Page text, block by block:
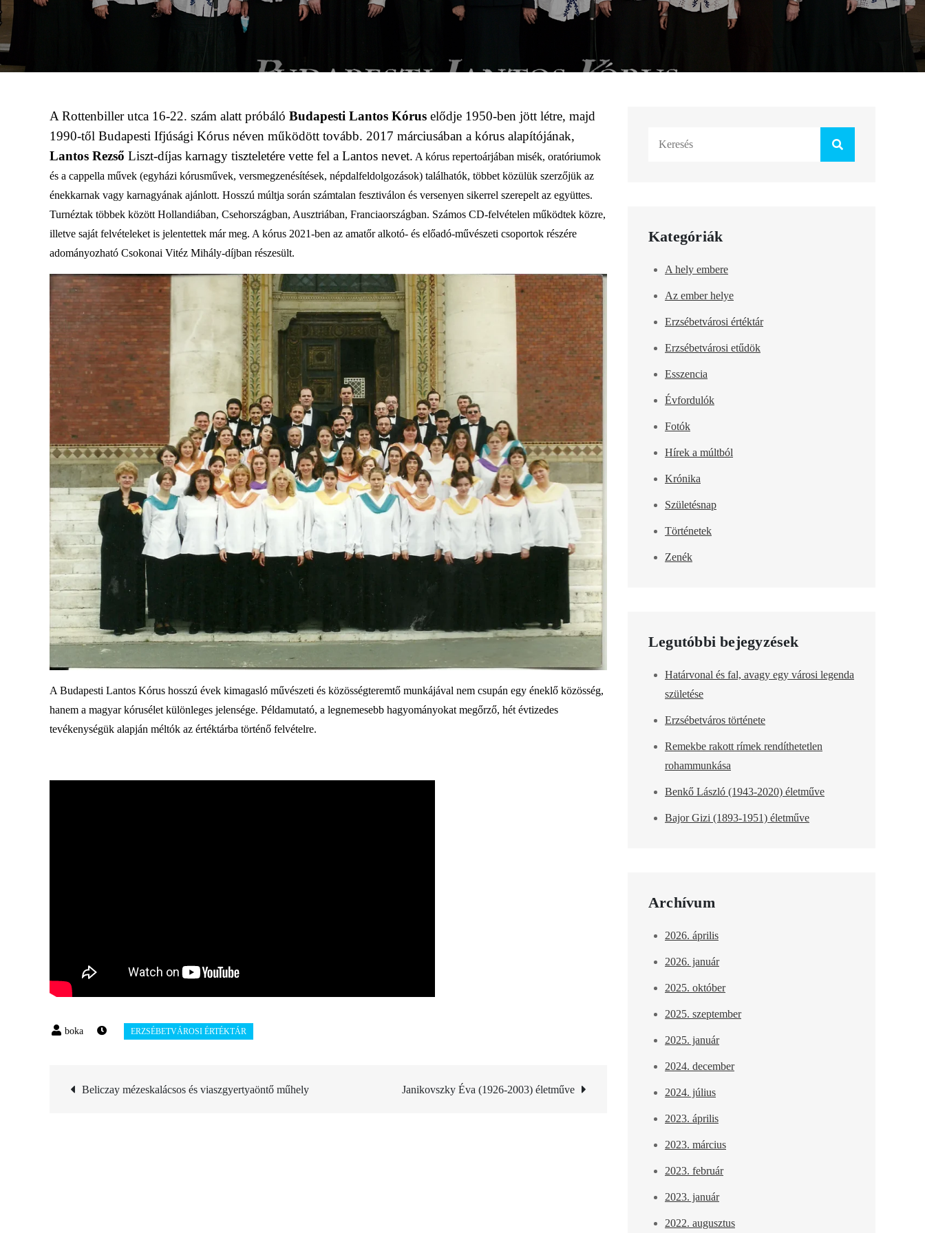
A Rottenbiller utca 16-22. szám alatt próbáló Budapesti Lantos Kórus elődje 1950-ben jött létre, majd
1990-től Budapesti Ifjúsági Kórus néven működött tovább. 2017 márciusában a kórus alapítójának,
Lantos Rezső Liszt-díjas karnagy tiszteletére vette fel a Lantos nevet. A kórus repertoárjában misék, oratóriumok
és a cappella művek (egyházi kórusművek, versmegzenésítések, népdalfeldolgozások) találhatók, többet közülük szerzőjük az
énekkarnak vagy karnagyának ajánlott. Hosszú múltja során számtalan fesztiválon és versenyen sikerrel szerepelt az együttes.
Turnéztak többek között Hollandiában, Csehországban, Ausztriában, Franciaországban. Számos CD-felvételen működtek közre,
illetve saját felvételeket is jelentettek már meg. A kórus 2021-ben az amatőr alkotó- és előadó-művészeti csoportok részére
adományozható Csokonai Vitéz Mihály-díjban részesült.
A Budapesti Lantos Kórus hosszú évek kimagasló művészeti és közösségteremtő munkájával nem csupán egy éneklő közösség,
hanem a magyar kórusélet különleges jelensége. Példamutató, a legnemesebb hagyományokat megőrző, hét évtizedes
tevékenységük alapján méltók az értéktárba történő felvételre.
Bejegyzés
Beliczay mézeskalácsos és viaszgyertyaöntő műhely Janikovszky Éva (1926-2003) életműve
Kategóriák
A hely embere
Az ember helye
Erzsébetvárosi értéktár
Erzsébetvárosi etűdök
Esszencia
Évfordulók
Fotók
Hírek a múltból
Krónika
Születésnap
Történetek
Zenék
Legutóbbi bejegyzések
Határvonal és fal, avagy egy városi legenda
születése
Erzsébetváros története
Remekbe rakott rímek rendíthetetlen
rohammunkása
Benkő László (1943-2020) életműve
Bajor Gizi (1893-1951) életműve
Archívum
2026. április
2026. január
2025. október
2025. szeptember
2025. január
2024. december
2024. július
2023. április
2023. március
2023. február
2023. január
2022. augusztus